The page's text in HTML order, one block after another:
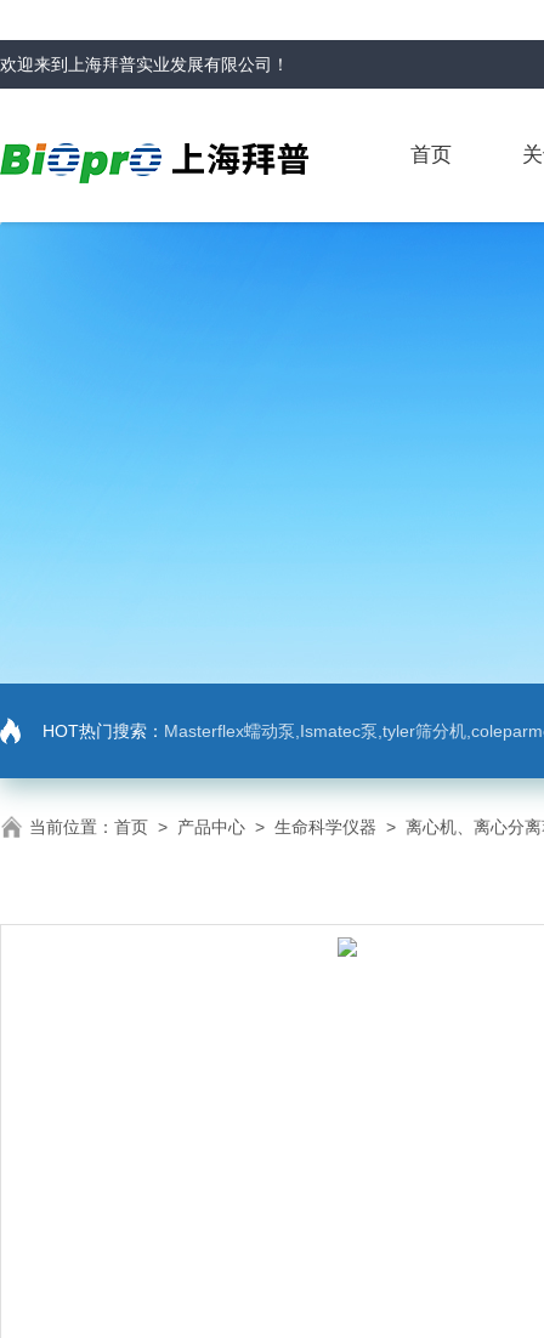
欢迎来到 上海拜普实业发展有限公司 ！
首页
HOT热门搜索： Masterflex蠕动泵,Ismatec泵,tyler筛分机,coleparmer,注射
当前位置： 首页 > 产品中心 > 生命科学仪器 > 离心机、离心分